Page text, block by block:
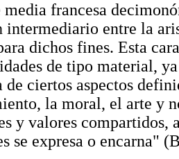
media francesa
intermediario entre la
dichos fines. Esta
de tipo material,
de ciertos aspectos
la moral, el arte y
y valores compartidos,
se expresa o encarna"